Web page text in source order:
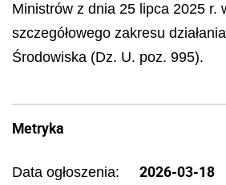
Ministrów z dnia 25 lipca 2025 r.
szczegółowego zakresu
Środowiska (Dz. U. poz. 995).
Metryka
Data ogłoszenia: 2026-03-18